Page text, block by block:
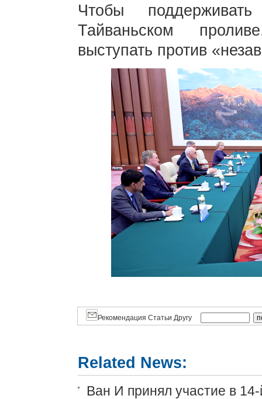
Чтобы
Тайваньском
выступать против
Рекомендация Статьи Другу
Related News:
Ван И принял участие в